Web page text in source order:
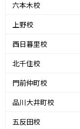
六本木校
上野校
西日暮里校
北千住校
門前仲町校
品川大井町校
五反田校